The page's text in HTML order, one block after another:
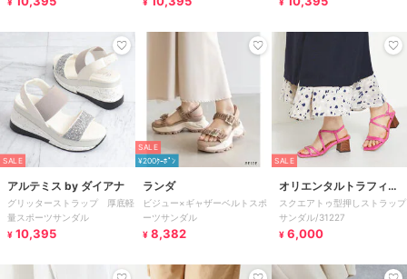
SALE
アルテミス by ダイアナ
グリッターストラップ 厚底軽
量スポーツサンダル
¥ 10,395
SALE
¥200ｸｰﾎﾟﾝ
ランダ
ビジュー×ギャザーベルトスポ
ーツサンダル
¥ 8,382
SALE
オリエンタルトラフィッ
ク
スクエアトゥ型押しストラップ
サンダル/31227
¥ 6,000